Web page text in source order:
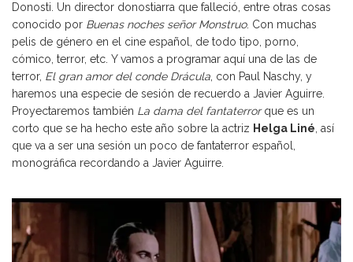
Donosti. Un director donostiarra que falleció, entre otras cosas
conocido por Buenas noches señor Monstruo. Con muchas
pelis de género en el cine español, de todo tipo, porno,
cómico, terror, etc. Y vamos a programar aquí una de las de
terror, El gran amor del conde Drácula , con Paul Naschy, y
haremos una especie de sesión de recuerdo a Javier Aguirre.
Proyectaremos también La dama del fantaterrorque es un
corto que se ha hecho este año sobre la actriz Helga Liné , así
que va a ser una sesión un poco de fantaterror español,
monográfica recordando a Javier Aguirre.